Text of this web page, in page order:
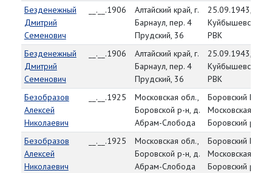
Безденежный
Дмитрий
Семенович
__.__.1906
Алтайский край, г.
Барнаул, пер. 4
Прудский, 36
25.09.1943,
Куйбышевский
РВК
Безденежный
Дмитрий
Семенович
__.__.1906
Алтайский край, г.
Барнаул, пер. 4
Прудский, 36
25.09.1943,
Куйбышевский
РВК
Безобразов
Алексей
Николаевич
__.__.1925
Московская обл.,
Боровской р-н, д.
Абрам-Слобода
Боровский РВК,
Московская обл.,
Боровский р-н
Безобразов
Алексей
Николаевич
__.__.1925
Московская обл.,
Боровской р-н, д.
Абрам-Слобода
Боровский РВК,
Московская обл.,
Боровский р-н